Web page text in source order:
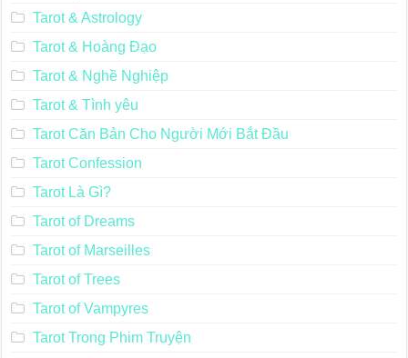
Tarot & Astrology
Tarot & Hoàng Đạo
Tarot & Nghề Nghiệp
Tarot & Tình yêu
Tarot Căn Bản Cho Người Mới Bắt Đầu
Tarot Confession
Tarot Là Gì?
Tarot of Dreams
Tarot of Marseilles
Tarot of Trees
Tarot of Vampyres
Tarot Trong Phim Truyện